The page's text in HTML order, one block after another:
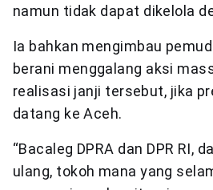
namun tidak dapat dikelola
Ia bahkan mengimbau
berani menggalang aksi
realisasi janji tersebut, jika
datang ke Aceh.
“Bacaleg DPRA dan DPR RI,
ulang, tokoh mana yang